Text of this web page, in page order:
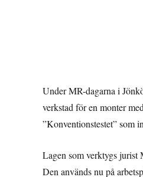
Under MR-dagarna i
verkstad för en monter
”Konventionstestet” som
Lagen som verktygs jurist
Den används nu på